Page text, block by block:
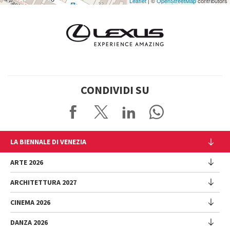
CONDIVIDI SU
LA BIENNALE DI VENEZIA
L'Istituzione
Cariche istituzionali
Storia
Luoghi
Sponsorship
ARTE 2026
Esposizione
Intervento di Pietrangelo Buttafuoco
Intervento di Koyo Kouoh / La squadra di Koyo Kouoh
ARCHITETTURA 2027
Mostra
CINEMA 2026
Mostra
DANZA 2026